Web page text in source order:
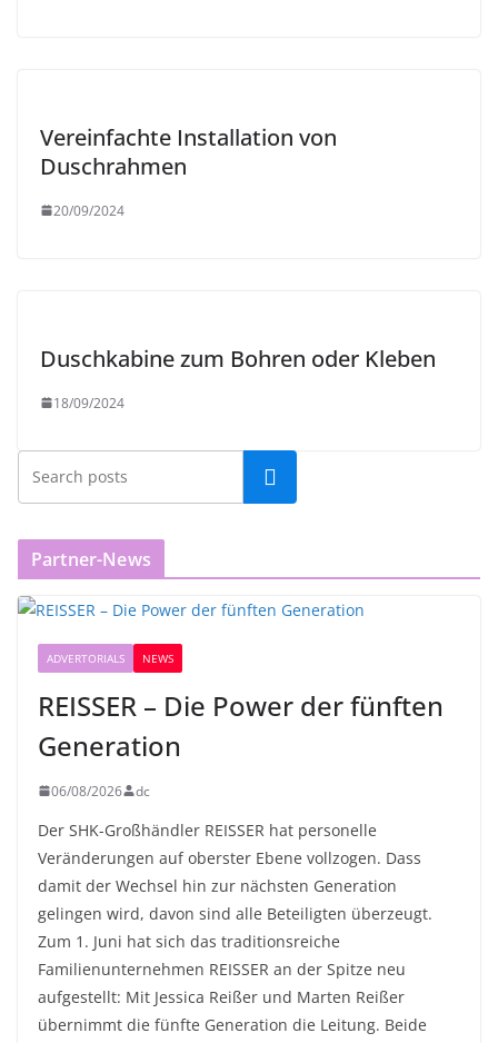
Vereinfachte Installation von
Duschrahmen
20/09/2024
Duschkabine zum Bohren oder Kleben
18/09/2024
Partner-News
ADVERTORIALS NEWS
REISSER – Die Power der fünften
Generation
06/08/2026 dc
Der SHK-Großhändler REISSER hat personelle
Veränderungen auf oberster Ebene vollzogen. Dass
damit der Wechsel hin zur nächsten Generation
gelingen wird, davon sind alle Beteiligten überzeugt.
Zum 1. Juni hat sich das traditionsreiche
Familienunternehmen REISSER an der Spitze neu
aufgestellt: Mit Jessica Reißer und Marten Reißer
übernimmt die fünfte Generation die Leitung. Beide